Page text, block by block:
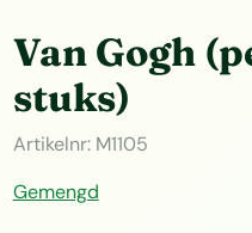
Van Gogh
stuks)
Artikelnr: M1105
Gemengd